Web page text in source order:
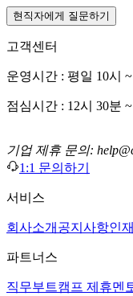
현직자에게 질문하기
고객센터
운영시간 : 평일 10시
점심시간 : 12시 30분 ~
기업 제휴 문의:
1:1 문의하기
서비스
회사소개 공지사항인
파트너스
직무부트캠프 제휴멘